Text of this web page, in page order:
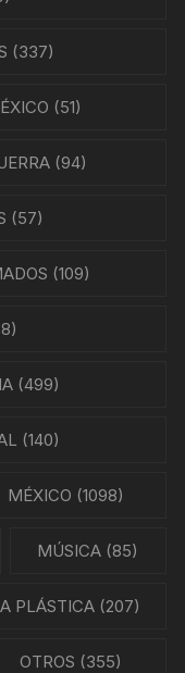
(337)
(51)
(94)
(57)
(109)
(499)
(140)
MÉXICO (1098)
MÚSICA (85)
PLÁSTICA (207)
OTROS (355)